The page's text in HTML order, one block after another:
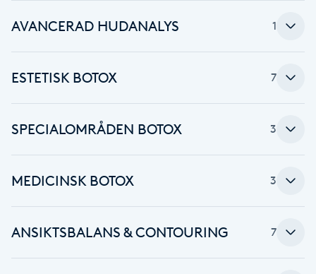
Babylights
Bambumassage
Barnklippning
Blowout
AVANCERAD HUDANALYS 1
ESTETISK BOTOX 7
SPECIALOMRÅDEN BOTOX 3
MEDICINSK BOTOX 3
ANSIKTSBALANS & CONTOURING 7